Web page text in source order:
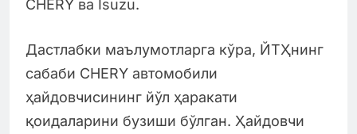
CHERY ва Isuzu.
Дастлабки маълумотларга кўра, ЙТҲнинг
сабаби CHERY автомобили
ҳайдовчисининг йўл ҳаракати
қоидаларини бузиши бўлган. Ҳайдовчи